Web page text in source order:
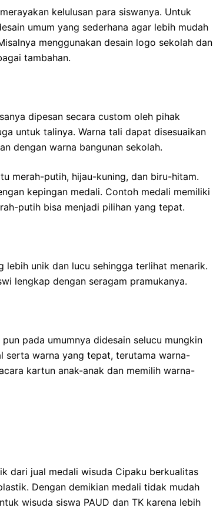
kelulusan para siswanya. Untuk
umum yang sederhana agar lebih mudah
menggunakan desain logo sekolah dan
tambahan.
dipesan secara custom oleh pihak
untuk talinya. Warna tali dapat disesuaikan
dengan warna bangunan sekolah.
merah-putih, hijau-kuning, dan biru-hitam.
kepingan medali. Contoh medali memiliki
putih bisa menjadi pilihan yang tepat.
lebih unik dan lucu sehingga terlihat menarik.
lengkap dengan seragam pramukanya.
pada umumnya didesain selucu mungkin
serta warna yang tepat, terutama warna-
kartun anak-anak dan memilih warna-
dari jual medali wisuda Cipaku berkualitas
Dengan demikian medali tidak mudah
wisuda siswa PAUD dan TK karena lebih